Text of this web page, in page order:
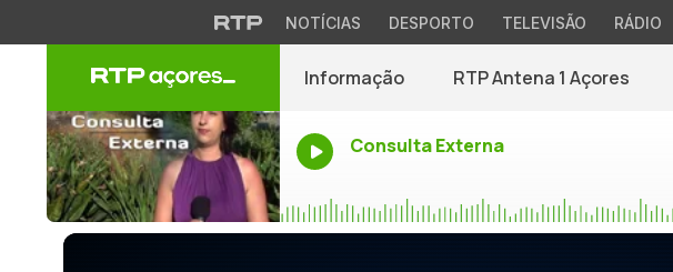
NOTÍCIAS DESPORTO TELEVISÃO RÁDIO
Informação RTP Antena 1 Açores
Consulta Externa